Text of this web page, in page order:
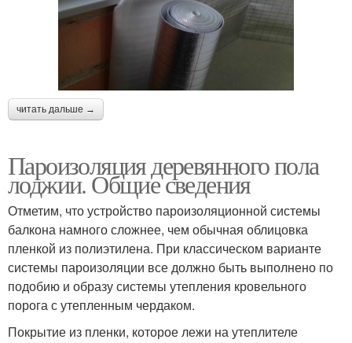
читать дальше →
Пароизоляция деревянного пола
лоджии. Общие сведения
Отметим, что устройство пароизоляционной системы
балкона намного сложнее, чем обычная облицовка
пленкой из полиэтилена. При классическом варианте
системы пароизоляции все должно быть выполнено по
подобию и образу системы утепления кровельного
порога с утепленным чердаком.
Покрытие из пленки, которое лежи на утеплителе